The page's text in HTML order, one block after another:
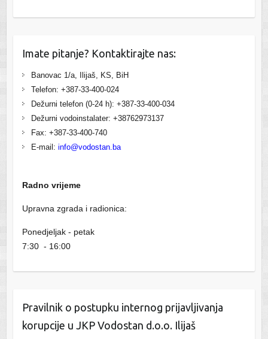
Imate pitanje? Kontaktirajte nas:
Banovac 1/a, Ilijaš, KS, BiH
Telefon: +387-33-400-024
Dežurni telefon (0-24 h): +387-33-400-034
Dežurni vodoinstalater: +38762973137
Fax: +387-33-400-740
E-mail: info@vodostan.ba
Radno vrijeme
Upravna zgrada i radionica:
Ponedjeljak - petak
7:30 - 16:00
Pravilnik o postupku internog prijavljivanja
korupcije u JKP Vodostan d.o.o. Ilijaš